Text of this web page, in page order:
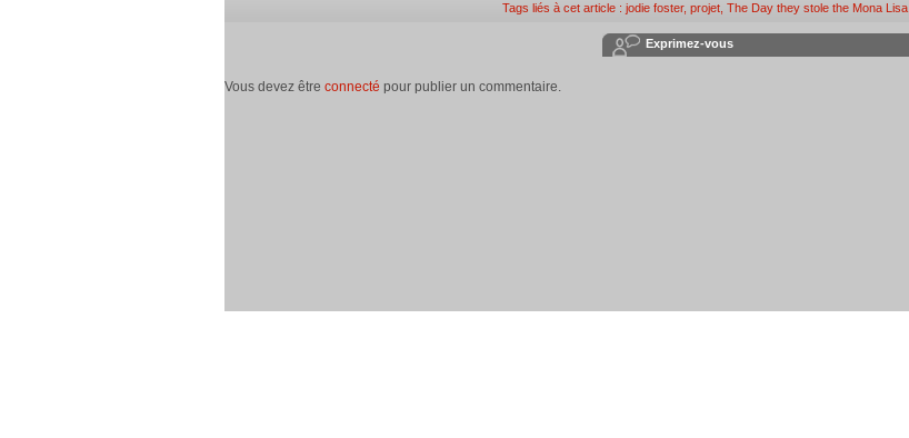
Tags liés à cet article : jodie foster, projet The Day they stole the Mona Lisa
Exprimez-vous
Vous devez être connecté pour publier un commentaire.